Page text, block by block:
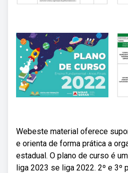
Webeste material oferece
e orienta de forma prática a
estadual. O plano de curso é
liga 2023 se liga 2022. 2º e 3º